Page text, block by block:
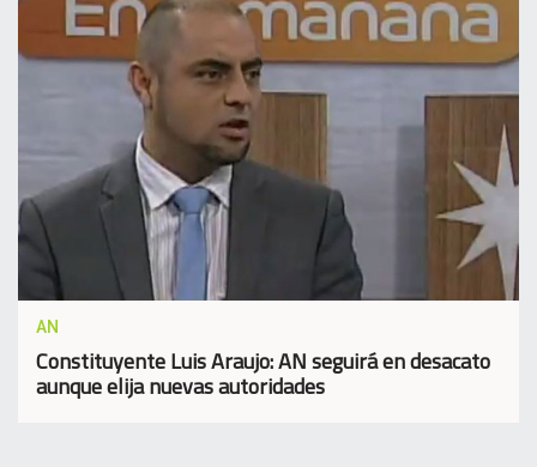
AN
Constituyente Luis Araujo: AN seguirá en desacato
aunque elija nuevas autoridades